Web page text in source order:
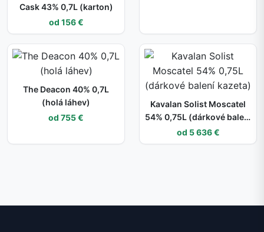
Cask 43% 0,7L (karton)
od 156 €
The Deacon 40% 0,7L
(holá láhev)
od 755 €
Kavalan Solist Moscatel
54% 0,75L (dárkové balení
kazeta)
od 5 636 €